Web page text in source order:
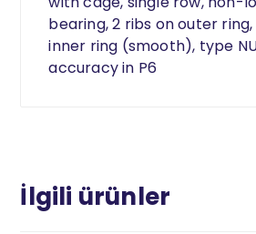
bearing, 2 ribs on outer
inner ring (smooth), type
accuracy in P6
İlgili ürünler